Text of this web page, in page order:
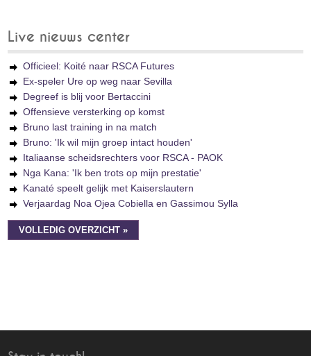
Live nieuws center
Officieel: Koité naar RSCA Futures
Ex-speler Ure op weg naar Sevilla
Degreef is blij voor Bertaccini
Offensieve versterking op komst
Bruno last training in na match
Bruno: 'Ik wil mijn groep intact houden'
Italiaanse scheidsrechters voor RSCA - PAOK
Nga Kana: 'Ik ben trots op mijn prestatie'
Kanaté speelt gelijk met Kaiserslautern
Verjaardag Noa Ojea Cobiella en Gassimou Sylla
VOLLEDIG OVERZICHT »